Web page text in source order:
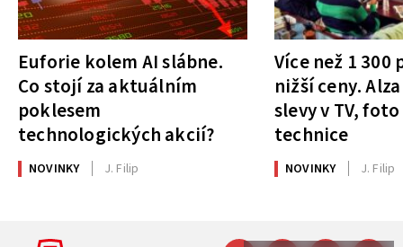
Euforie kolem AI slábne.
Co stojí za aktuálním
poklesem
technologických akcií?
NOVINKY J. Filip
Více než 1
nižší ceny.
slevy v TV,
technice
NOVINKY J. Filip